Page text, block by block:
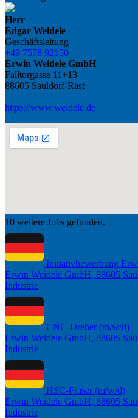
Herr
Edgar Weidele
Geschäftsleitung
+49 7578 92150
Erwin Weidele GmbH
Falltorgasse 11+13
88605 Sauldorf-Rast
https://www.weidele.de
10 weitere Jobs gefunden.
Initiativbewerbung
Erwin Weidele GmbH, 88605
Industrie
CNC-Dreher (m/w/d)
Erwin Weidele GmbH, 88605
Industrie
HSC-Fräser (m/w/d)
Erwin Weidele GmbH, 88605
Industrie